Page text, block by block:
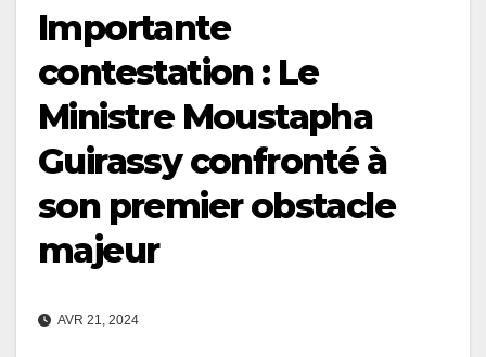
Importante
contestation : Le
Ministre Moustapha
Guirassy confronté à
son premier obstacle
majeur
AVR 21, 2024